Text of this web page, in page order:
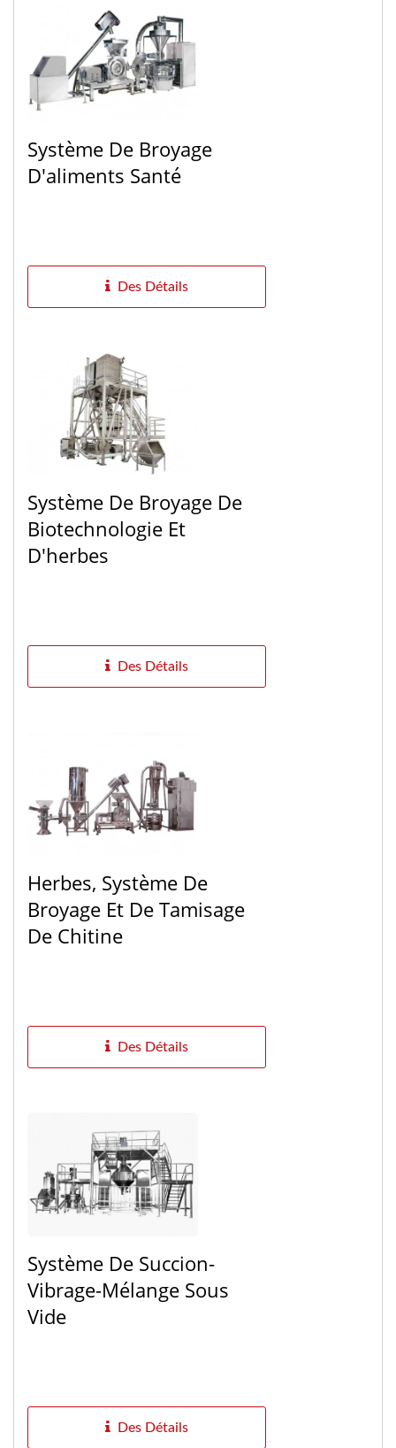
Système De Broyage
D'aliments Santé
Des Détails
Système De Broyage De
Biotechnologie Et
D'herbes
Des Détails
Herbes, Système De
Broyage Et De Tamisage
De Chitine
Des Détails
Système De Succion-
Vibrage-Mélange Sous
Vide
Des Détails